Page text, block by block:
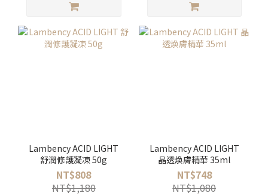
Lambency ACID LIGHT
舒潤修護凝凍 50g
NT$808
NT$1,180
Lambency ACID LIGHT
晶透煥膚精華 35ml
NT$748
NT$1,080